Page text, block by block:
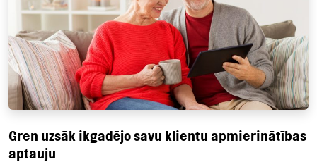
Gren uzsāk ikgadējo savu klientu apmierinātības
aptauju